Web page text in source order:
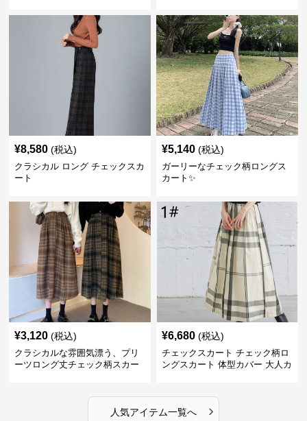
¥8,580 (税込)
クラシカル ロング チェックスカ
ート
¥5,140 (税込)
ガーリーなチェック柄ロングス
カート✨
¥3,120 (税込)
クラシカルな雰囲気漂う、プリ
ーツロング丈チェック柄スカー
¥6,680 (税込)
チェックスカート チェック柄ロ
ングスカート 体型カバー 大人カ
人気アイテム一覧へ ›